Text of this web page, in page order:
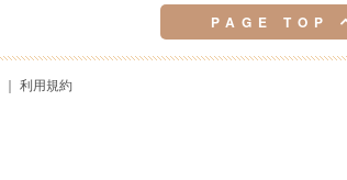
PAGE TOP
｜ 利用規約